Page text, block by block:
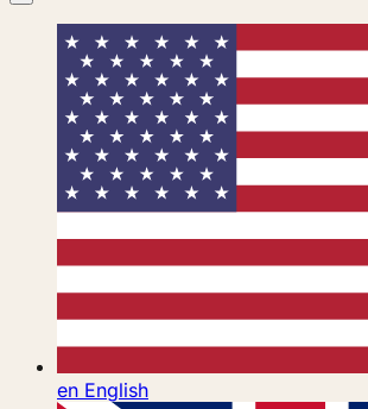
en English